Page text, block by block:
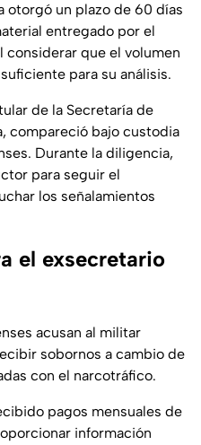
otorgó un plazo de 60 días
entregado por el
considerar que el volumen
para su análisis.
de la Secretaría de
compareció bajo custodia
Durante la diligencia,
para seguir el
los señalamientos
el exsecretario
acusan al militar
sobornos a cambio de
con el narcotráfico.
pagos mensuales de
información